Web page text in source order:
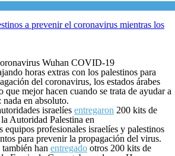
Wuhan COVID-19
horas extras con los palestinos para
del coronavirus, los estados árabes
que mejor hacen cuando se trata de ayudar a
nada en absoluto.
israelíes entregaron 200 kits de
Autoridad Palestina en
equipos profesionales israelíes y palestinos
para prevenir la propagación del virus.
han entregado otros 200 kits de